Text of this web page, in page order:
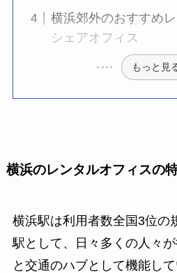
横浜郊外のおすすめ
シェアオフィス
もっと見
横浜のレンタルオフィスの
横浜駅は利用者数全国3位の
駅として、日々多くの人々
と交通のハブとして機能し